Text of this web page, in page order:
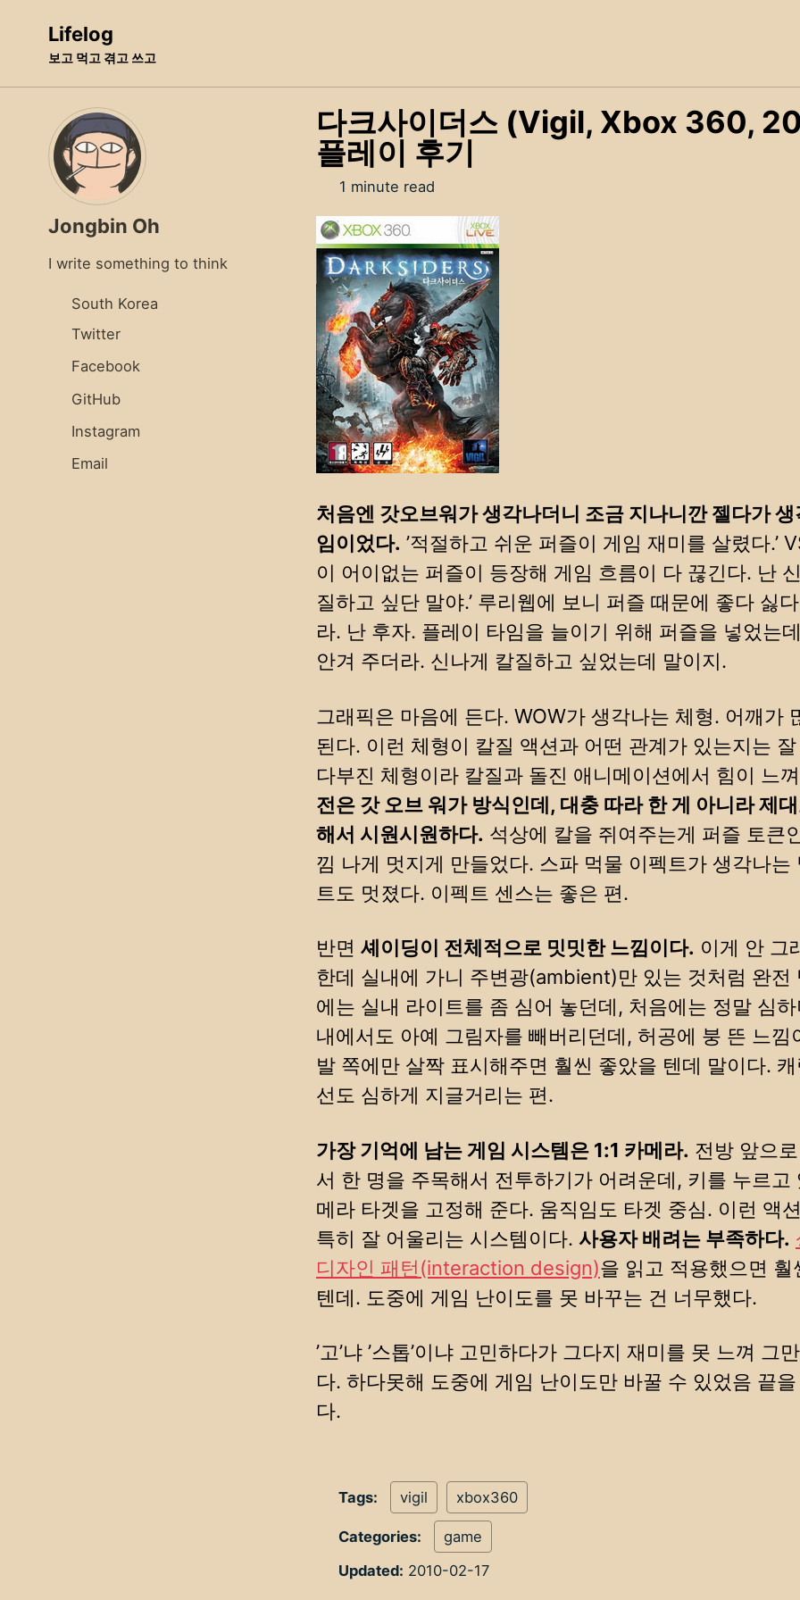
navigation
Lifelog
보고 먹고 겪고 쓰고
Jongbin Oh
I write something to think
South Korea
Twitter
Facebook
GitHub
Instagram
Email
다크사이더스 (Vigil, Xbox 360,
플레이 후기
1 minute read
처음엔 갓오브워가 생각나더니 조금 지나니깐 젤다가
임이었다. ’적절하고 쉬운 퍼즐이 게임 재미를 살렸다.’
이 어이없는 퍼즐이 등장해 게임 흐름이 다 끊긴다. 난
질하고 싶단 말야.’ 루리웹에 보니 퍼즐 때문에 좋다 싫
라. 난 후자. 플레이 타임을 늘이기 위해 퍼즐을 넣었는
안겨 주더라. 신나게 칼질하고 싶었는데 말이지.
그래픽은 마음에 든다. WOW가 생각나는 체형. 어깨가
된다. 이런 체형이 칼질 액션과 어떤 관계가 있는지는
다부진 체형이라 칼질과 돌진 애니메이션에서 힘이 느
전은 갓 오브 워가 방식인데, 대충 따라 한 게 아니라 제
해서 시원시원하다. 석상에 칼을 쥐여주는게 퍼즐 토큰
낌 나게 멋지게 만들었다. 스파 먹물 이펙트가 생각나는
트도 멋졌다. 이펙트 센스는 좋은 편.
반면 셰이딩이 전체적으로 밋밋한 느낌이다. 이게 안 그
한데 실내에 가니 주변광(ambient)만 있는 것처럼 완전
에는 실내 라이트를 좀 심어 놓던데, 처음에는 정말 심
내에서도 아예 그림자를 빼버리던데, 허공에 붕 뜬 느낌
발 쪽에만 살짝 표시해주면 훨씬 좋았을 텐데 말이다.
선도 심하게 지글거리는 편.
가장 기억에 남는 게임 시스템은 1:1 카메라. 전방 앞으
서 한 명을 주목해서 전투하기가 어려운데, 키를 누르고
메라 타겟을 고정해 준다. 움직임도 타겟 중심. 이런 액
특히 잘 어울리는 시스템이다. 사용자 배려는 부족하다.
디자인 패턴(interaction design)을 읽고 적용했으면 훨
텐데. 도중에 게임 난이도를 못 바꾸는 건 너무했다.
’고’냐 ’스톱’이냐 고민하다가 그다지 재미를 못 느껴 그
다. 하다못해 도중에 게임 난이도만 바꿀 수 있었음 끝
다.
Tags: vigil xbox360
Categories:
game
Updated: 2010-02-17